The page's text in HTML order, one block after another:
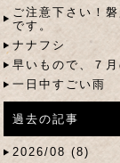
ご注意下さい！
です。
ナナフシ
早いもので、７月
一日中すごい雨
過去の記事
2026/08 (8)